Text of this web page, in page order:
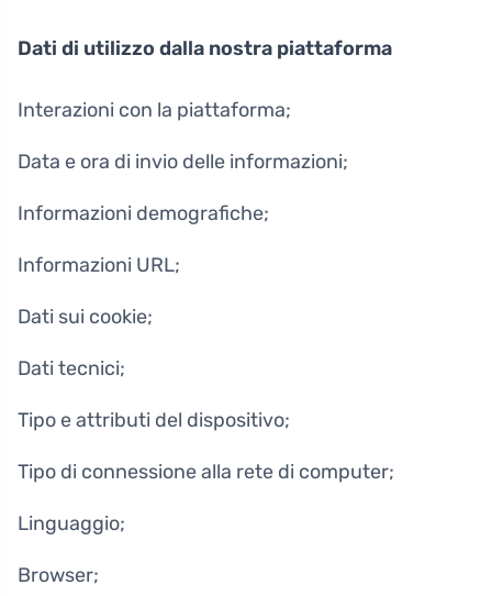
Dati di utilizzo dalla nostra piattaforma
Interazioni con la piattaforma;
Data e ora di invio delle informazioni;
Informazioni demografiche;
Informazioni URL;
Dati sui cookie;
Dati tecnici;
Tipo e attributi del dispositivo;
Tipo di connessione alla rete di computer;
Linguaggio;
Browser;